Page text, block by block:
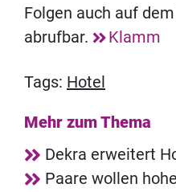
Folgen auch auf
abrufbar.
Klamm
Tags: Hotel
Mehr zum Thema
Dekra erweitert
Paare wollen